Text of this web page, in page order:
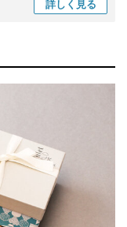
詳しく 見る